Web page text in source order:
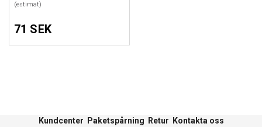
(estimat)
71 SEK
Kundcenter Paketspårning Retur Kontakta oss